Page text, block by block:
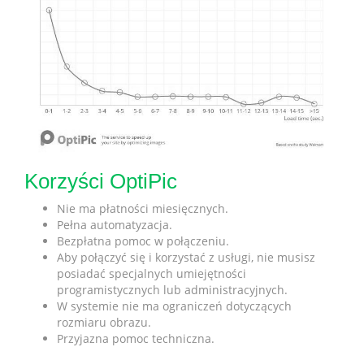
Korzyści OptiPic
Nie ma płatności miesięcznych.
Pełna automatyzacja.
Bezpłatna pomoc w połączeniu.
Aby połączyć się i korzystać z usługi, nie musisz
posiadać specjalnych umiejętności
programistycznych lub administracyjnych.
W systemie nie ma ograniczeń dotyczących
rozmiaru obrazu.
Przyjazna pomoc techniczna.